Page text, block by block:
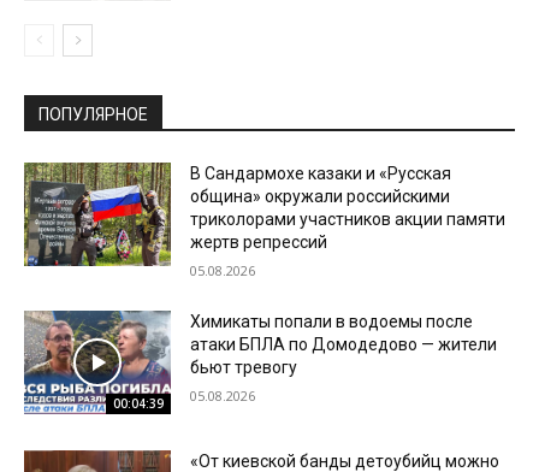
ПОПУЛЯРНОЕ
В Сандармохе казаки и «Русская
община» окружали российскими
триколорами участников акции памяти
жертв репрессий
05.08.2026
00:04:39
Химикаты попали в водоемы после
атаки БПЛА по Домодедово — жители
бьют тревогу
05.08.2026
«От киевской банды детоубийц можно